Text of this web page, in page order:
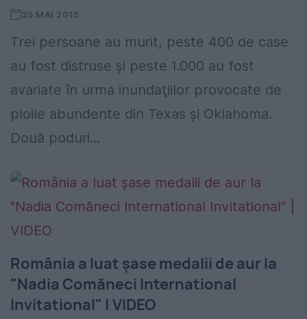
25 MAI 2015
Trei persoane au murit, peste 400 de case
au fost distruse şi peste 1.000 au fost
avariate în urma inundaţiilor provocate de
ploile abundente din Texas şi Oklahoma.
Două poduri...
România a luat şase medalii de aur la
"Nadia Comăneci International
Invitational" | VIDEO